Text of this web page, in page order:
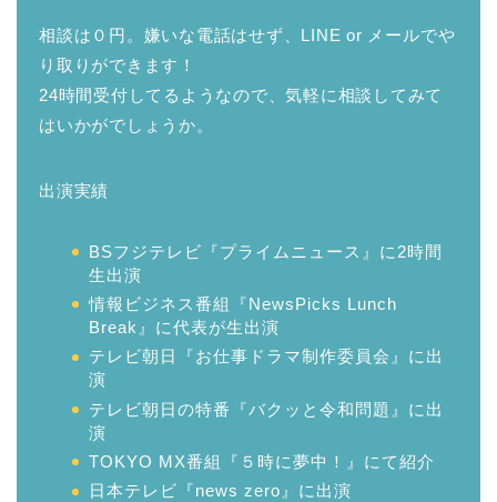
相談は０円。嫌いな電話はせず、LINE or メールでや
り取りができます！
24時間受付してるようなので、気軽に相談してみて
はいかがでしょうか。
出演実績
BSフジテレビ『プライムニュース』に2時間
生出演
情報ビジネス番組『NewsPicks Lunch
Break』に代表が生出演
テレビ朝日『お仕事ドラマ制作委員会』に出
演
テレビ朝日の特番『バクッと令和問題』に出
演
TOKYO MX番組『５時に夢中！』にて紹介
日本テレビ『news zero』に出演